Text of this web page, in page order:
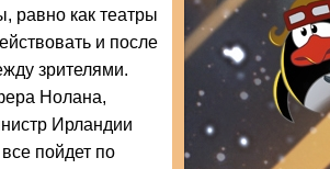
равно как театры
и после
зрителями.
Нолана,
Ирландии
пойдет по